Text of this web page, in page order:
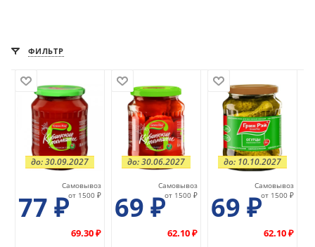
ФИЛЬТР
77 ₽
Самовывоз
от 1500 ₽
69.30 ₽
до: 30.09.2027
69 ₽
Самовывоз
от 1500 ₽
62.10 ₽
до: 30.06.2027
69 ₽
Самовывоз
от 1500 ₽
62.10 ₽
до: 10.10.2027